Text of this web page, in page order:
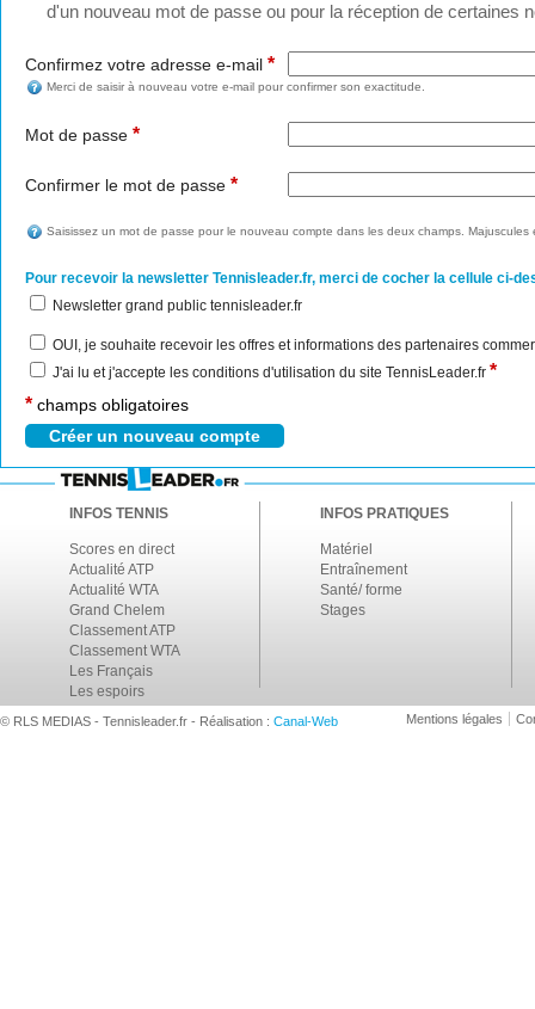
d'un nouveau mot de passe ou pour la réception de certaines
Confirmez votre adresse e-mail *
Merci de saisir à nouveau votre e-mail pour confirmer son exactitude.
Mot de passe *
Confirmer le mot de passe *
Saisissez un mot de passe pour le nouveau compte dans les deux champs. Majuscules
Pour recevoir la newsletter Tennisleader.fr, merci de cocher la cellule ci-
Newsletter grand public tennisleader.fr
OUI, je souhaite recevoir les offres et informations des partenaires
J'ai lu et j'accepte les conditions d'utilisation du site TennisLeader.fr *
* champs obligatoires
INFOS TENNIS
Scores en direct
Actualité ATP
Actualité WTA
Grand Chelem
Classement ATP
Classement WTA
Les Français
Les espoirs
INFOS PRATIQUES
Matériel
Entraînement
Santé/ forme
Stages
© RLS MEDIAS - Tennisleader.fr - Réalisation : Canal-Web Mentions légales